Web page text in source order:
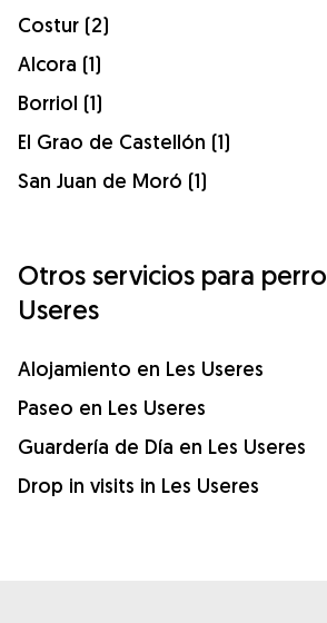
Costur (2)
Alcora (1)
Borriol (1)
El Grao de Castellón (1)
San Juan de Moró (1)
Otros servicios para
Useres
Alojamiento en Les Useres
Paseo en Les Useres
Guardería de Día en Les Useres
Drop in visits in Les Useres